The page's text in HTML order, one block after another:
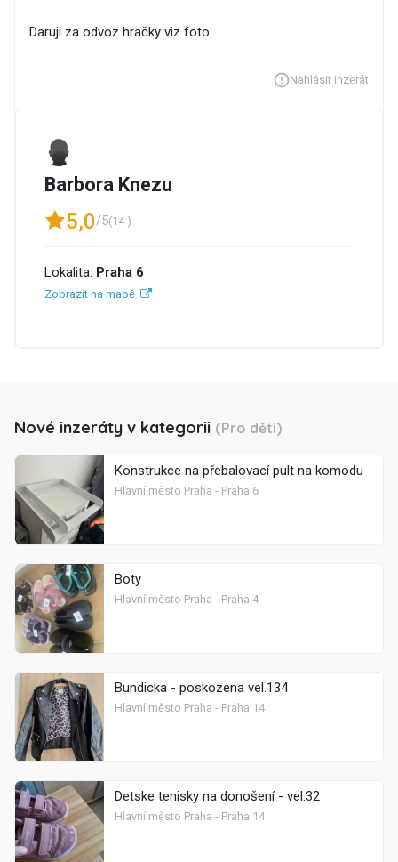
Daruji za odvoz hračky viz foto
Nahlásit inzerát
Barbora Knezu
5,0/5(14 )
Lokalita: Praha 6
Zobrazit na mapě
Nové inzeráty v kategorii (Pro děti)
Konstrukce na přebalovací pult na komodu
Hlavní město Praha - Praha 6
Boty
Hlavní město Praha - Praha 4
Bundicka - poskozena vel.134
Hlavní město Praha - Praha 14
Detske tenisky na donošení - vel.32
Hlavní město Praha - Praha 14